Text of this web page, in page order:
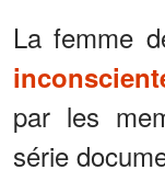
La femme
par les
série